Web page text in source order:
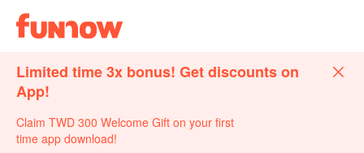
Limited time 3x bonus! Get discounts on
App!
Claim TWD 300 Welcome Gift on your first
time app download!